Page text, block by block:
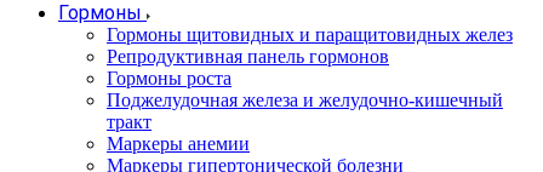
Гормоны
Гормоны щитовидных и паращитовидных желез
Репродуктивная панель гормонов
Гормоны роста
Поджелудочная железа и желудочно-кишечный
тракт
Маркеры анемии
Маркеры гипертонической болезни